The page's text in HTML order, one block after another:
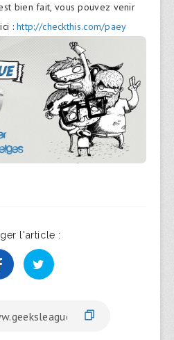
bien fait, vous pouvez venir
:http://checkthis.com/paey
l'article :